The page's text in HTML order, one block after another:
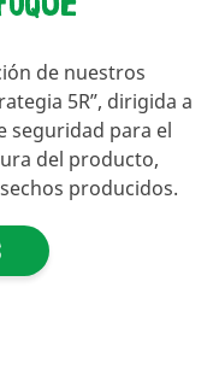
de nuestros
5R”, dirigida a
seguridad para el
del producto,
producidos.